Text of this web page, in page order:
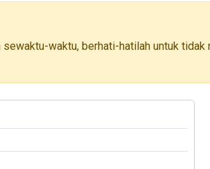
waktu, berhati-hatilah untuk tidak